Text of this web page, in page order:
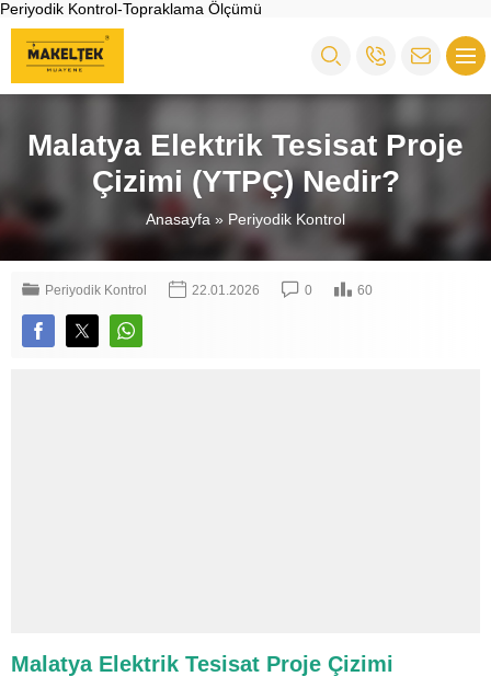
Periyodik Kontrol-Topraklama Ölçümü
Malatya Elektrik Tesisat Proje
Çizimi (YTPÇ) Nedir?
Anasayfa » Periyodik Kontrol
Periyodik Kontrol 22.01.2026 0 60
Malatya Elektrik Tesisat Proje Çizimi